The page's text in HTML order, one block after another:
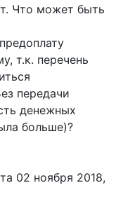
Что может быть
т.к. перечень
передачи
денежных
больше)?
02 ноября 2018,